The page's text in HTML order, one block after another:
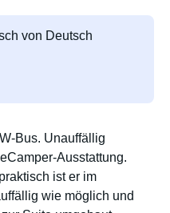
von Deutsch
Bus. Unauffällig
Ausstattung.
ist er im
wie möglich und